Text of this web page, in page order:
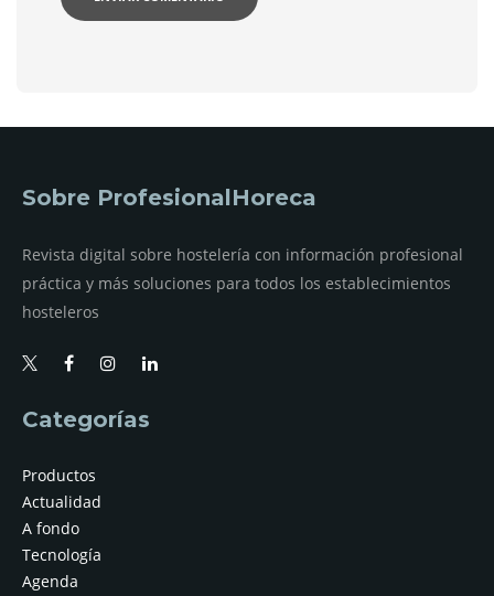
Sobre ProfesionalHoreca
Revista digital sobre hostelería con información profesional
práctica y más soluciones para todos los establecimientos
hosteleros
Categorías
Productos
Actualidad
A fondo
Tecnología
Agenda